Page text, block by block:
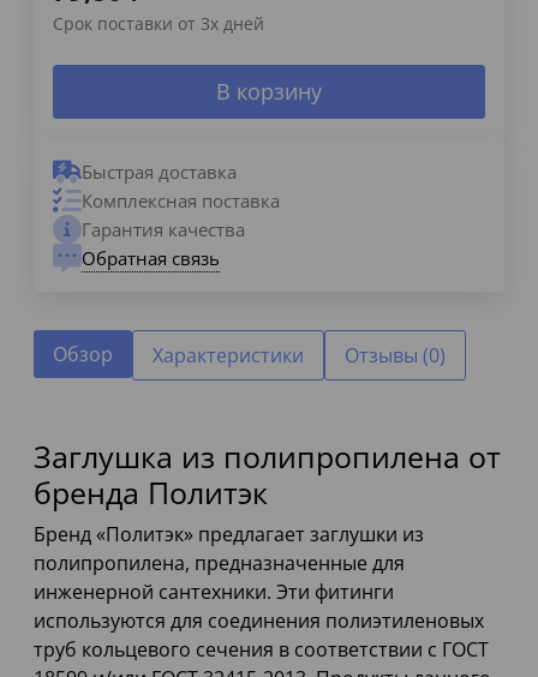
Срок поставки от 3х дней
В корзину
Быстрая доставка
Комплексная поставка
Гарантия качества
Обратная связь
Обзор Характеристики Отзывы (0)
Заглушка из полипропилена от
бренда Политэк
Бренд «Политэк» предлагает заглушки из
полипропилена, предназначенные для
инженерной сантехники. Эти фитинги
используются для соединения полиэтиленовых
труб кольцевого сечения в соответствии с ГОСТ